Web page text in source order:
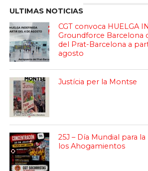
ULTIMAS NOTICIAS
CGT convoca HUELGA
Groundforce Barcelona
del Prat-Barcelona a
agosto
Justícia per la Montse
25J – Día Mundial para
los Ahogamientos